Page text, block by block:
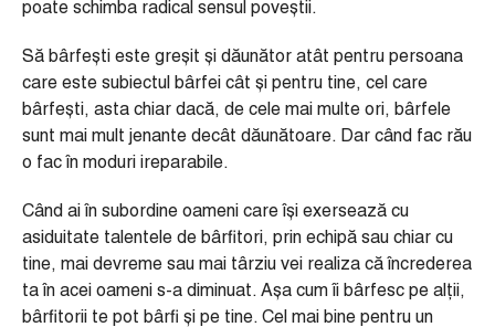
poate schimba radical sensul poveștii.
Să bârfești este greșit și dăunător atât pentru persoana
care este subiectul bârfei cât și pentru tine, cel care
bârfești, asta chiar dacă, de cele mai multe ori, bârfele
sunt mai mult jenante decât dăunătoare. Dar când fac rău
o fac în moduri ireparabile.
Când ai în subordine oameni care își exersează cu
asiduitate talentele de bârfitori, prin echipă sau chiar cu
tine, mai devreme sau mai târziu vei realiza că încrederea
ta în acei oameni s-a diminuat. Așa cum îi bârfesc pe alții,
bârfitorii te pot bârfi și pe tine. Cel mai bine pentru un